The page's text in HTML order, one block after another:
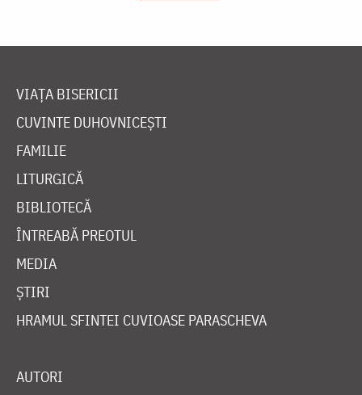
VIAȚA BISERICII
CUVINTE DUHOVNICEȘTI
FAMILIE
LITURGICĂ
BIBLIOTECĂ
ÎNTREABĂ PREOTUL
MEDIA
ȘTIRI
HRAMUL SFINTEI CUVIOASE PARASCHEVA
AUTORI